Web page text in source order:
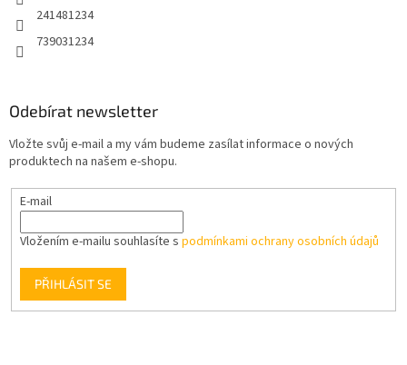
241481234
739031234
Odebírat newsletter
Vložte svůj e-mail a my vám budeme zasílat informace o nových
produktech na našem e-shopu.
E-mail
Vložením e-mailu souhlasíte s podmínkami ochrany osobních údajů
PŘIHLÁSIT SE